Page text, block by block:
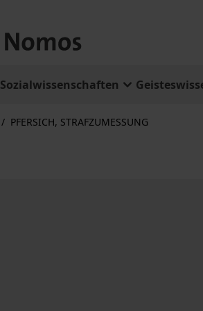
Sozialwissenschaften
/ PFERSICH, STRAFZUMESSUNG